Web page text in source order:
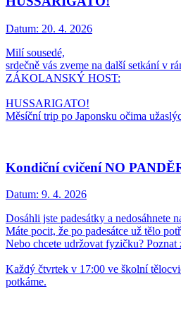
Datum: 20. 4. 2026
Milí sousedé,
srdečně vás zveme na další setkání v
ZÁKOLANSKÝ HOST:
HUSSARIGATO!
Měsíční trip po Japonsku očima
Kondiční cvičení NO
Datum: 9. 4. 2026
Dosáhli jste padesátky a nedosáhnete
Máte pocit, že po padesátce už tělo
Nebo chcete udržovat fyzičku? Poznat
Každý čtvrtek v 17:00 ve školní
potkáme.